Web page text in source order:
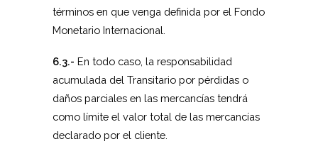
términos en que venga definida por el Fondo
Monetario Internacional.
6.3.- En todo caso, la responsabilidad
acumulada del Transitario por pérdidas o
daños parciales en las mercancías tendrá
como límite el valor total de las mercancías
declarado por el cliente.